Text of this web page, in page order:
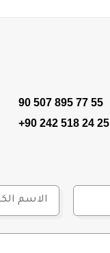
90 507 895 77 55
+90 242 518 24 25